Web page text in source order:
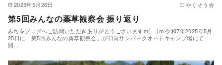
2025年5月26日 やくそう会
第5回みんなの薬草観察会 振り返り
みちをブログへご訪問いただきありがとうございますm(__)m 令和7年2025年5月
25日に「第5回みんなの薬草観察会」が日向サンパークオートキャンプ場にて
開…